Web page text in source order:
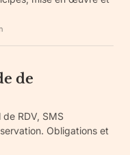
de
RDV, SMS
Obligations et